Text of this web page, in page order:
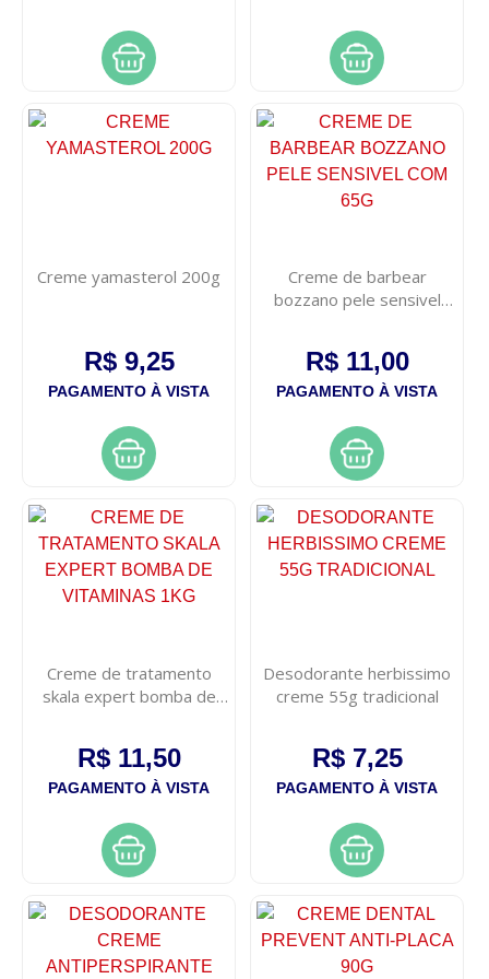
Creme yamasterol 200g
R$ 9,25
PAGAMENTO À VISTA
Creme de barbear
bozzano pele sensivel
R$ 11,00
PAGAMENTO À VISTA
Creme de tratamento
skala expert bomba de
R$ 11,50
PAGAMENTO À VISTA
Desodorante herbissimo
creme 55g tradicional
R$ 7,25
PAGAMENTO À VISTA